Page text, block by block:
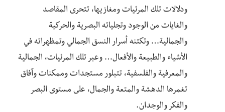
ودلالات تلك المرئيات ومغازيها، تتحرى المقاصد
والغايات من الوجود وتجلياته البصرية والحركية
والجمالية… وتكتنه أسرار النسق الجمالي وتمظهراته في
الأشياء والطبيعة والأفعال… وعبر تلك المرئيات، الجمالية
والمعرفية والفلسفية، تتبلور مستجدات وممكنات وآفاق
تغمرها الدهشة والمتعة والجمال، على مستوى البصر
والفكر والوجدان.